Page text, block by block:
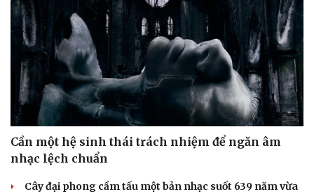
Cần một hệ sinh thái trách nhiệm để ngăn âm
nhạc lệch chuẩn
Cây đại phong cầm tấu một bản nhạc suốt 639 năm vừa